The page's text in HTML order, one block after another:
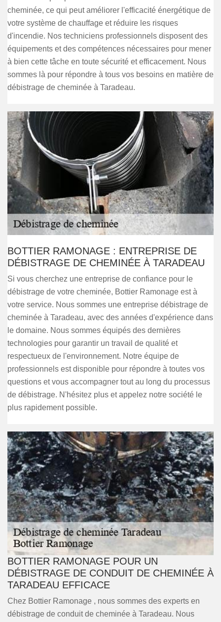
cheminée, ce qui peut améliorer l'efficacité énergétique de
votre système de chauffage et réduire les risques
d'incendie. Nos techniciens professionnels disposent des
équipements et des compétences nécessaires pour mener
à bien cette tâche en toute sécurité et efficacement. Nous
sommes là pour répondre à tous vos besoins en matière de
débistrage de cheminée à Taradeau.
BOTTIER RAMONAGE : ENTREPRISE DE
DÉBISTRAGE DE CHEMINÉE À TARADEAU
Si vous cherchez une entreprise de confiance pour le
débistrage de votre cheminée, Bottier Ramonage est à
votre service. Nous sommes une entreprise débistrage de
cheminée à Taradeau, avec des années d'expérience dans
le domaine. Nous sommes équipés des dernières
technologies pour garantir un travail de qualité et
respectueux de l'environnement. Notre équipe de
professionnels est disponible pour répondre à toutes vos
questions et vous accompagner tout au long du processus
de débistrage. N'hésitez plus et appelez notre société le
plus rapidement possible.
BOTTIER RAMONAGE POUR UN
DÉBISTRAGE DE CONDUIT DE CHEMINÉE À
TARADEAU EFFICACE
Chez Bottier Ramonage , nous sommes des experts en
débistrage de conduit de cheminée à Taradeau. Nous